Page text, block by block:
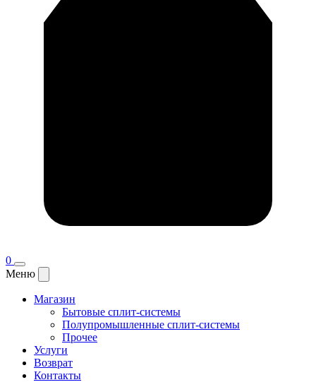
0
Меню
Магазин
Бытовые сплит-системы
Полупромышленные сплит-системы
Прочее
Услуги
Возврат
Контакты